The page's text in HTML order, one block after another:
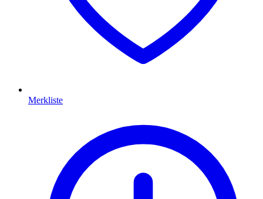
Merkliste